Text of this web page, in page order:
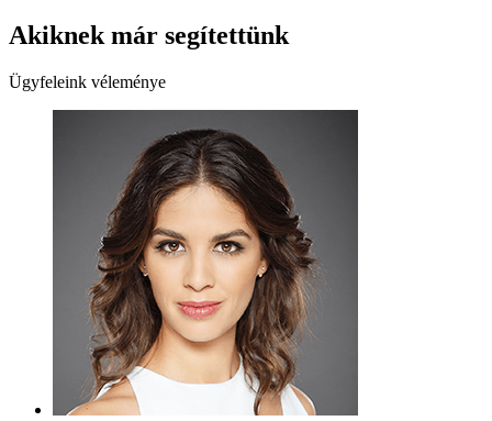
Akiknek már segítettünk
Ügyfeleink véleménye